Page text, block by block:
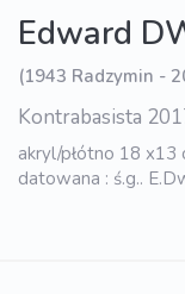
Edward
(1943 Radzymin -
Kontrabasista
akryl/płótno 18 x13
datowana : ś.g..